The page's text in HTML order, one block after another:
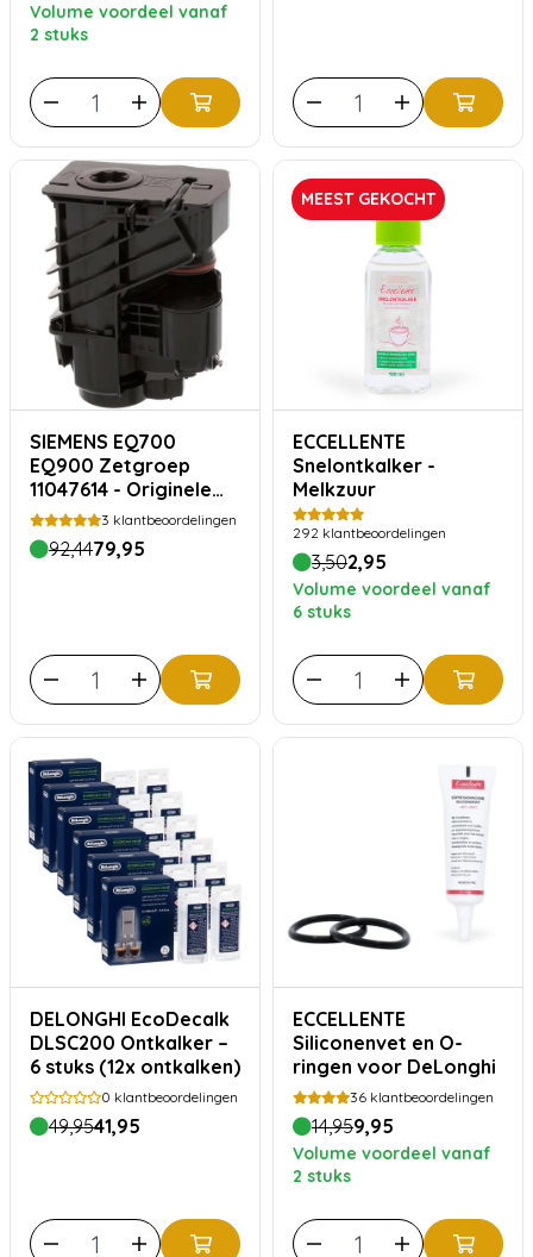
Volume voordeel vanaf
2 stuks
SIEMENS EQ700
EQ900 Zetgroep
11047614 - Originele
Brouwunit
3 klantbeoordelingen
92,4479,95
MEEST GEKOCHT
ECCELLENTE
Snelontkalker -
Melkzuur
292 klantbeoordelingen
3,502,95
Volume voordeel vanaf
6 stuks
DELONGHI EcoDecalk
DLSC200 Ontkalker –
6 stuks (12x ontkalken)
0 klantbeoordelingen
49,9541,95
ECCELLENTE
Siliconenvet en O-
ringen voor DeLonghi
36 klantbeoordelingen
14,959,95
Volume voordeel vanaf
2 stuks